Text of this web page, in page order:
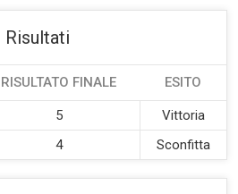
Risultati
RISULTATO FINALE ESITO
5
Vittoria
4 Sconfitta